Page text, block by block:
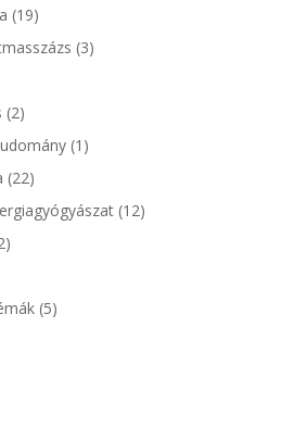
(19)
(3)
(2)
(1)
(22)
(12)
(5)